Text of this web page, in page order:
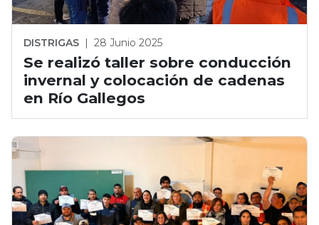
DISTRIGAS | 28 Junio 2025
Se realizó taller sobre conducción
invernal y colocación de cadenas
en Río Gallegos